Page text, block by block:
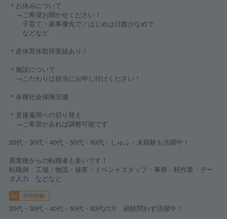
＊お休みについて
→ご希望お聞かせください！
子育て・家事優先で／はじめは日数少なめで
などなど
＊産休育休取得実績あり！
＊施設について
→こだわりは担当にお申し付けください！
＊各種社会保険完備
＊直接雇用への切り替え
→ご希望があれば調整可能です
20代・30代・40代・50代・60代・しゅふ・未経験も活躍中！
異業種からの転職者も多いです！
転職例：工場・物流・接客・イベントスタッフ・事務・軽作業・デー
タ入力 などなど
平均年齢
20代・30代・40代・50代・60代の方 経験問わず活躍中！